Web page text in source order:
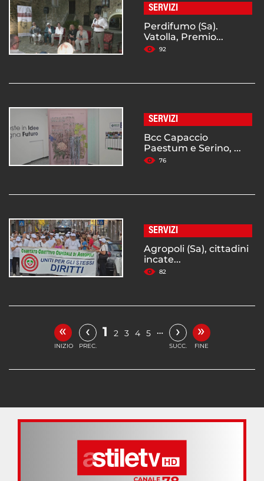
SERVIZI
Perdifumo (Sa).
Vatolla, Premio...
92
SERVIZI
Bcc Capaccio
Paestum e Serino, ...
76
SERVIZI
Agropoli (Sa), cittadini
incate...
82
«
INIZIO
‹
PREC.
1 2 3 4 5 … ›
SUCC.
»
FINE